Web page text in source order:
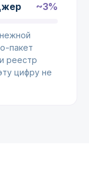
~3%
пакет
реестр
цифру не